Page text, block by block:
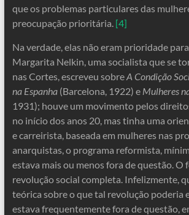
que os problemas particulares das
preocupação prioritária. [4]
Na verdade, elas não eram prioridade
Margarita Nelkin, uma socialista que se
nas Cortes, escreveu sobreA Condição
na Espanha(Barcelona, ​​1922) e Mulheres
1931); houve um movimento pelos
no início dos anos 20, mas tinha uma
e carreirista, baseada em mulheres nas
anarquistas, o programa reformista,
estava mais ou menos fora de questão. O
revolução social completa. Infelizmente,
teórica sobre o que tal revolução poderia
estava frequentemente fora de questão,